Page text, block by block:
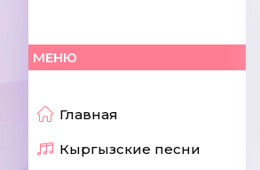
МЕНЮ
Главная
Кыргызские песни